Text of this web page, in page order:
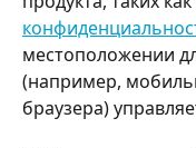
местоположении
(например,
браузера)